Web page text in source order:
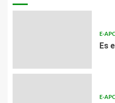
E-
Es
E-